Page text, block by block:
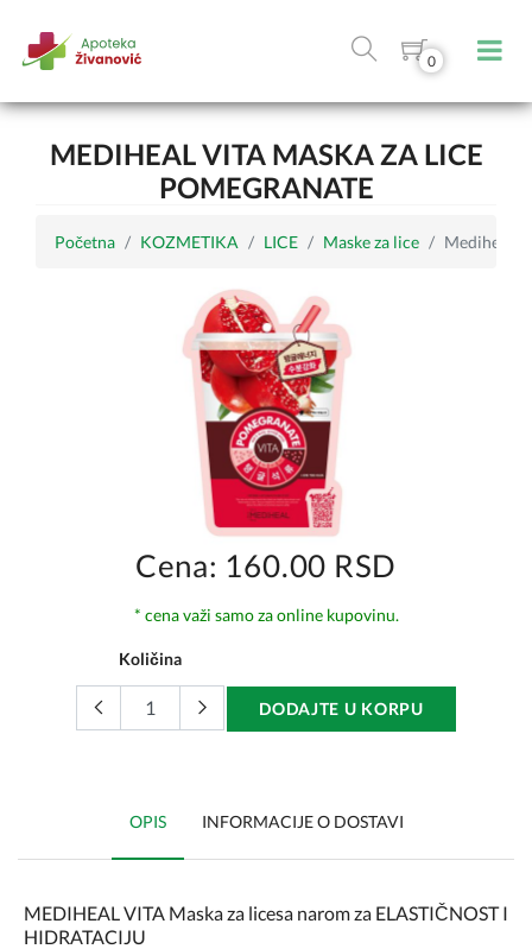
0
MEDIHEAL VITA MASKA ZA LICE
POMEGRANATE
Početna KOZMETIKA LICE Maske za lice Mediheal
Cena: 160.00 RSD
* cena važi samo za online kupovinu.
Količina
DODAJTE U KORPU
OPIS INFORMACIJE O DOSTAVI
MEDIHEAL VITA Maska za licesa narom za ELASTIČNOST I
HIDRATACIJU